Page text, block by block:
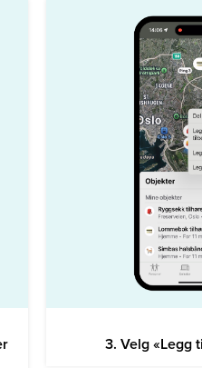
3. Velg «Legg